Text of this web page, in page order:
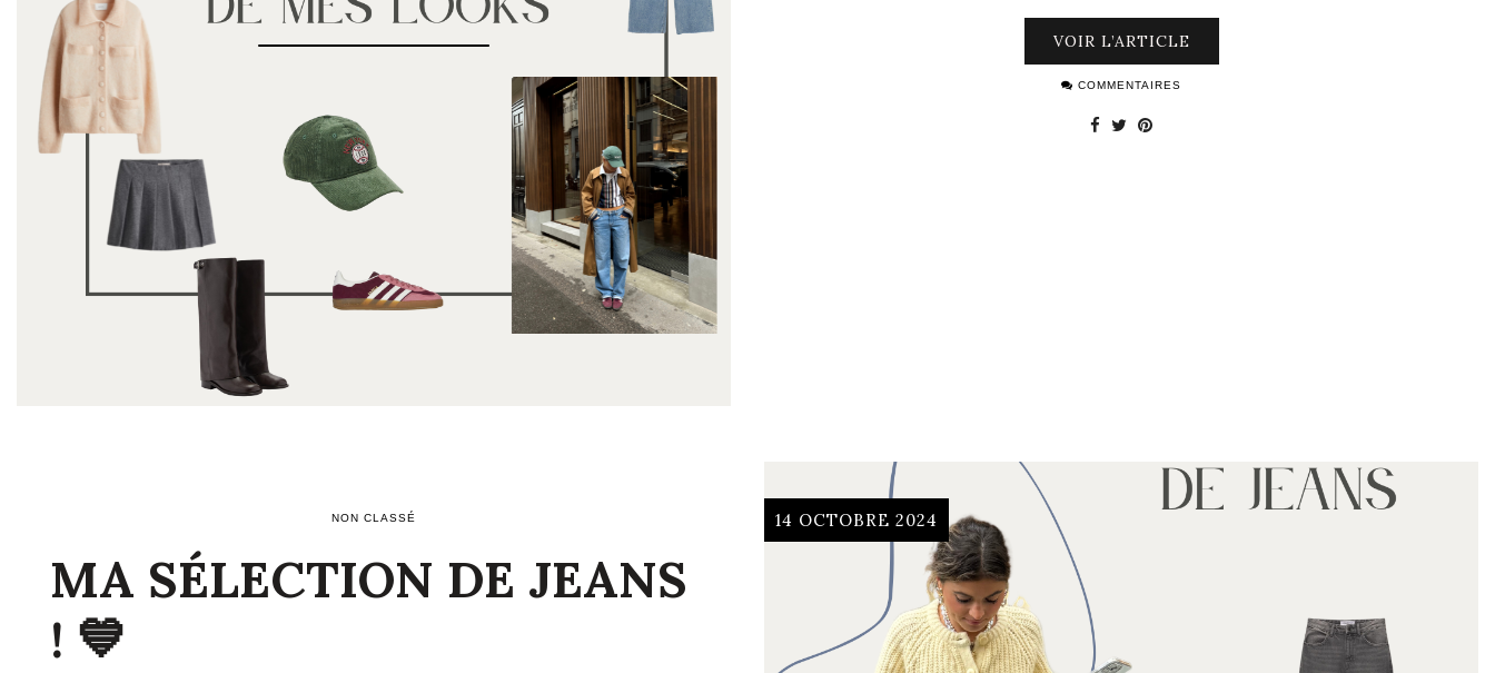
VOIR L’ARTICLE
COMMENTAIRES
14 OCTOBRE 2024
NON CLASSÉ
MA SÉLECTION DE JEANS
! 💙